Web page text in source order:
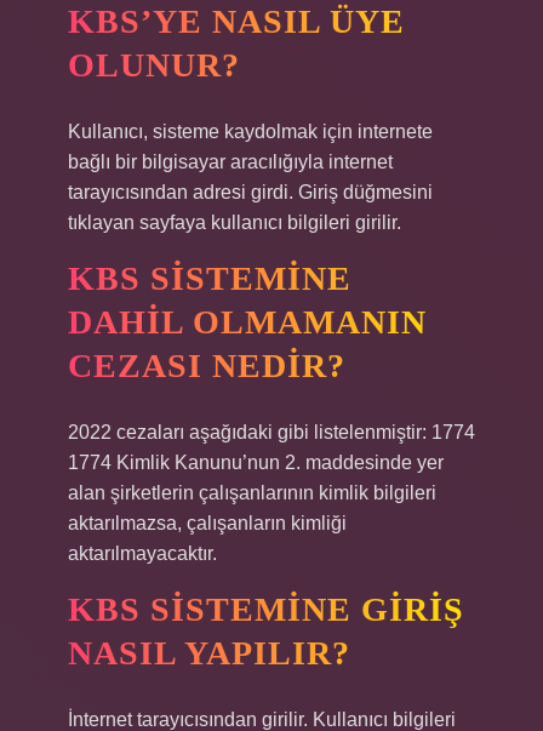
KBS’YE NASIL ÜYE
OLUNUR?
Kullanıcı, sisteme kaydolmak için internete
bağlı bir bilgisayar aracılığıyla internet
tarayıcısından adresi girdi. Giriş düğmesini
tıklayan sayfaya kullanıcı bilgileri girilir.
KBS SISTEMINE
DAHIL OLMAMANIN
CEZASI NEDIR?
2022 cezaları aşağıdaki gibi listelenmiştir: 1774
1774 Kimlik Kanunu’nun 2. maddesinde yer
alan şirketlerin çalışanlarının kimlik bilgileri
aktarılmazsa, çalışanların kimliği
aktarılmayacaktır.
KBS SISTEMINE GIRIŞ
NASIL YAPILIR?
İnternet tarayıcısından girilir. Kullanıcı bilgileri